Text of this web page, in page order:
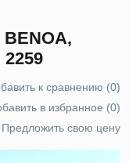
к сравнению (0)
в избранное (0)
Предложить свою цену